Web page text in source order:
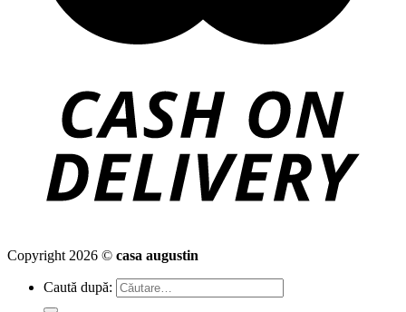
Copyright 2026 © casa augustin
Caută după: